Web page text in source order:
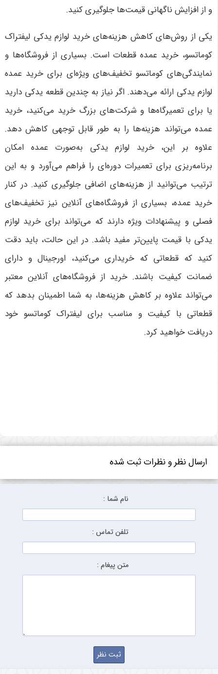
و از افزایش ناگهانی قیمت‌ها جلوگیری کنید.
یکی از روش‌های کاهش هزینه‌های خرید لوازم یدکی لیفتراک
کوماتسو، خرید عمده قطعات است. بسیاری از فروشگاه‌ها و
نمایندگی‌های کوماتسو تخفیف‌های ویژه‌ای برای خرید عمده
لوازم یدکی ارائه می‌دهند. اگر نیاز به چندین قطعه یدکی دارید
یا برای تعمیرگاه‌ها و شرکت‌های بزرگ خرید می‌کنید، خرید
عمده می‌تواند هزینه‌ها را به طور قابل توجهی کاهش دهد.
علاوه بر این، خرید لوازم یدکی به‌صورت عمده امکان
برنامه‌ریزی برای تعمیرات دوره‌ای را فراهم می‌آورد و به این
ترتیب می‌توانید از هزینه‌های اضافی جلوگیری کنید. در کنار
خرید عمده، بسیاری از فروشگاه‌های آنلاین نیز تخفیف‌های
فصلی و پیشنهادات ویژه دارند که می‌تواند برای خرید لوازم
یدکی با قیمت پایین‌تر مفید باشد. در این حالت، باید دقت
کنید که قطعاتی که خریداری می‌کنید، اورجینال و دارای
ضمانت کیفیت باشند. خرید از فروشگاه‌های آنلاین معتبر
می‌تواند علاوه بر کاهش هزینه‌ها، به شما اطمینان بدهد که
قطعاتی با کیفیت و مناسب برای لیفتراک کوماتسو خود
دریافت خواهید کرد.
ارسال نظر و نظرات ثبت شده
نام شما :
تلفن تماس :
متن پیغام :